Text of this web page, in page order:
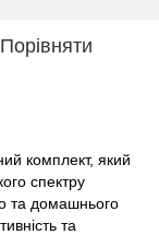
Порівняти
комплект, який
спектру
та домашнього
та